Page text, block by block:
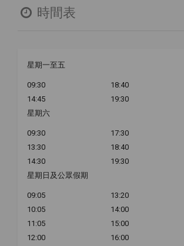
時間表
星期一至五
09:30
18:40
14:45
19:30
星期六
09:30
17:30
13:30
18:40
14:30
19:30
星期日及公眾假期
09:05
13:20
10:05
14:00
11:05
15:00
12:00
16:00